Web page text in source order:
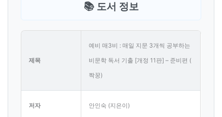
📚 도서 정보
제목
예비 매3비 : 매일 지문 3개씩 공부하는
비문학 독서 기출 [개정 11판] – 준비편 (
짝꿍)
저자 안인숙 (지은이)